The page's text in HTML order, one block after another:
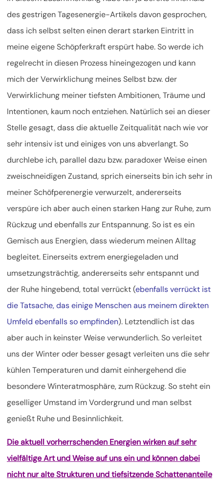
des gestrigen Tagesenergie-Artikels davon gesprochen,
dass ich selbst selten einen derart starken Eintritt in
meine eigene Schöpferkraft erspürt habe. So werde ich
regelrecht in diesen Prozess hineingezogen und kann
mich der Verwirklichung meines Selbst bzw. der
Verwirklichung meiner tiefsten Ambitionen, Träume und
Intentionen, kaum noch entziehen. Natürlich sei an dieser
Stelle gesagt, dass die aktuelle Zeitqualität nach wie vor
sehr intensiv ist und einiges von uns abverlangt. So
durchlebe ich, parallel dazu bzw. paradoxer Weise einen
zweischneidigen Zustand, sprich einerseits bin ich sehr in
meiner Schöfperenergie verwurzelt, andererseits
verspüre ich aber auch einen starken Hang zur Ruhe, zum
Rückzug und ebenfalls zur Entspannung. So ist es ein
Gemisch aus Energien, dass wiederum meinen Alltag
begleitet. Einerseits extrem energiegeladen und
umsetzungsträchtig, andererseits sehr entspannt und
der Ruhe hingebend, total verrückt (ebenfalls verrückt ist
die Tatsache, das einige Menschen aus meinem direkten
Umfeld ebenfalls so empfinden). Letztendlich ist das
aber auch in keinster Weise verwunderlich. So verleitet
uns der Winter oder besser gesagt verleiten uns die sehr
kühlen Temperaturen und damit einhergehend die
besondere Winteratmosphäre, zum Rückzug. So steht ein
geselliger Umstand im Vordergrund und man selbst
genießt Ruhe und Besinnlichkeit.
Die aktuell vorherrschenden Energien wirken auf sehr
vielfältige Art und Weise auf uns ein und können dabei
nicht nur alte Strukturen und tiefsitzende Schattenanteile